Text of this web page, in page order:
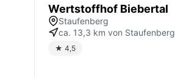
Wertstoffhof Biebertal
Staufenberg
ca. 13,3 km von Staufenberg
★ 4,5